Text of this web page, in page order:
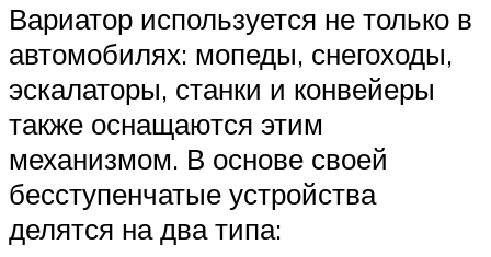
Вариатор используется не только в
автомобилях: мопеды, снегоходы,
эскалаторы, станки и конвейеры
также оснащаются этим
механизмом. В основе своей
бесступенчатые устройства
делятся на два типа: